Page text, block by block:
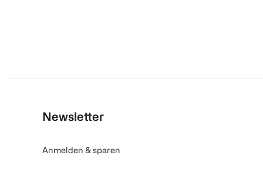
Newsletter
Anmelden & sparen